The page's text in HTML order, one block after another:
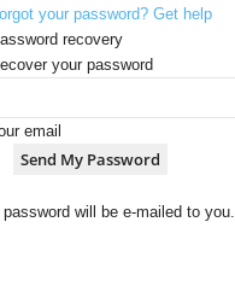
your password? Get help
recovery
your password
email
password will be e-mailed to you.